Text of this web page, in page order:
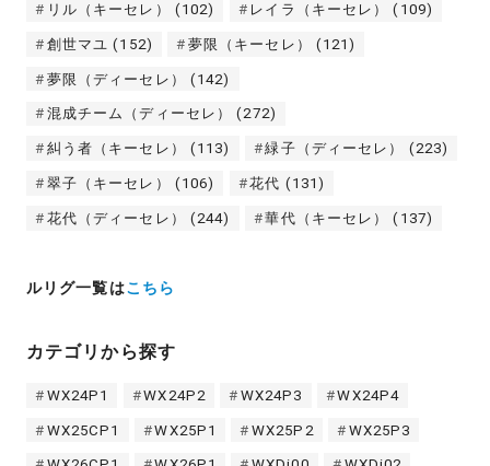
リル（キーセレ） (102) レイラ（キーセレ） (109)
創世マユ (152) 夢限（キーセレ） (121)
夢限（ディーセレ） (142)
混成チーム（ディーセレ） (272)
糾う者（キーセレ） (113) 緑子（ディーセレ） (223)
翠子（キーセレ） (106) 花代 (131)
花代（ディーセレ） (244) 華代（キーセレ） (137)
ルリグ一覧はこちら
カテゴリから探す
WX24P1 WX24P2 WX24P3 WX24P4
WX25CP1 WX25P1 WX25P2 WX25P3